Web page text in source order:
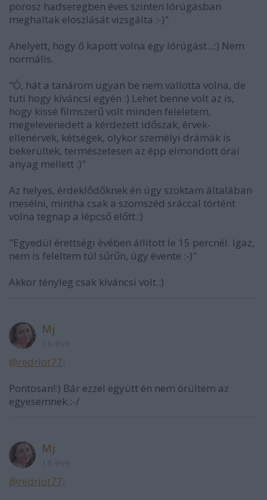
porosz hadseregben éves szinten lórúgásban
meghaltak eloszlását vizsgálta :-)"
Ahelyett, hogy ő kapott volna egy lórúgást...:) Nem
normális.
"Ó, hát a tanárom ugyan be nem vallotta volna, de
tuti hogy kíváncsi egyén :) Lehet benne volt az is,
hogy kissé filmszerű volt minden feleletem,
megelevenedett a kérdezett időszak, érvek-
ellenérvek, kétségek, olykor személyi drámák is
bekerültek, természetesen az épp elmondott órai
anyag mellett :)"
Az helyes, érdeklődőknek én úgy szoktam általában
mesélni, mintha csak a szomszéd sráccal történt
volna tegnap a lépcső előtt.:)
"Egyedül érettségi évében állított le 15 percnél. Igaz,
nem is feleltem túl sűrűn, úgy évente :-)"
Akkor tényleg csak kíváncsi volt.:)
Mj
@redriot77:
Pontosan!:) Bár ezzel együtt én nem örültem az
egyesemnek.:-/
Mj
@redriot77: